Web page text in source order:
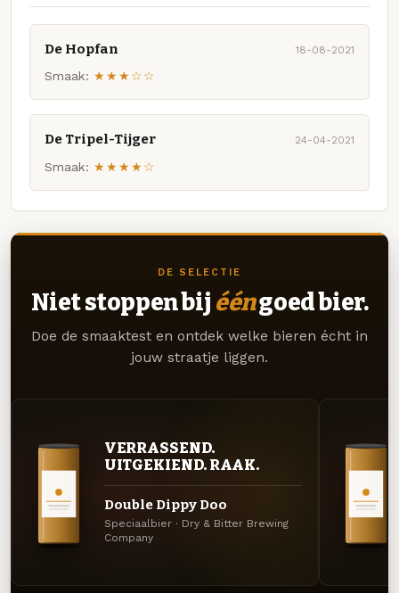
De Hopfan 18-08-2021
Smaak: ★★★☆☆
De Tripel-Tijger 24-04-2021
Smaak: ★★★★☆
DE SELECTIE
Niet stoppen bij ééngoed bier.
Doe de smaaktest en ontdek welke bieren écht in
jouw straatje liggen.
VERRASSEND.
UITGEKIEND. RAAK.
Double Dippy Doo
Speciaalbier · Dry & Bitter Brewing
Company